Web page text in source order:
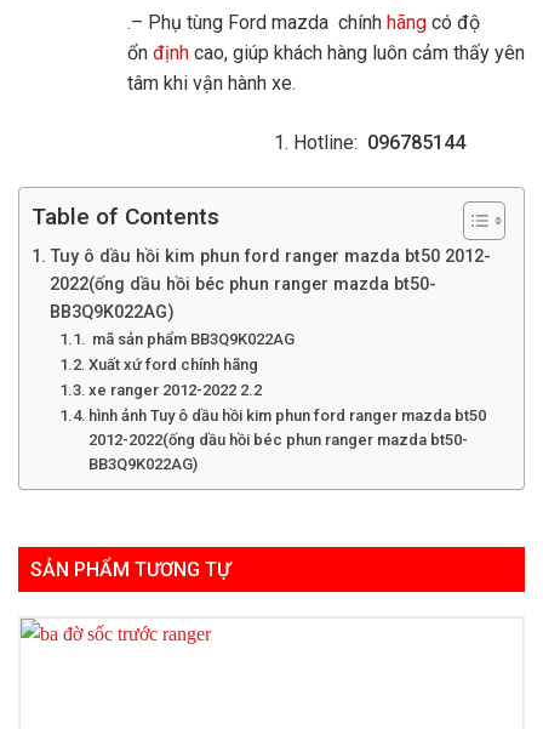
.– Phụ tùng Ford mazda chính hãngcó độ
ổnđịnhcao, giúp khách hàng luôn cảm thấy yên
tâm khi vận hành xe.
Hotline: 096785144
Table of Contents
Tuy ô dầu hồi kim phun ford ranger mazda bt50 2012-
2022(ống dầu hồi béc phun ranger mazda bt50-
BB3Q9K022AG)
mã sản phẩm BB3Q9K022AG
Xuất xứ ford chính hãng
xe ranger 2012-2022 2.2
hình ảnh Tuy ô dầu hồi kim phun ford ranger mazda bt50
2012-2022(ống dầu hồi béc phun ranger mazda bt50-
BB3Q9K022AG)
SẢN PHẨM TƯƠNG TỰ